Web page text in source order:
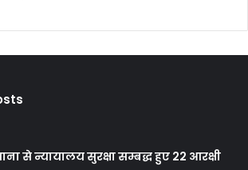
से न्यायालय सुरक्षा सम्बद्ध हुए 22 आरक्षी